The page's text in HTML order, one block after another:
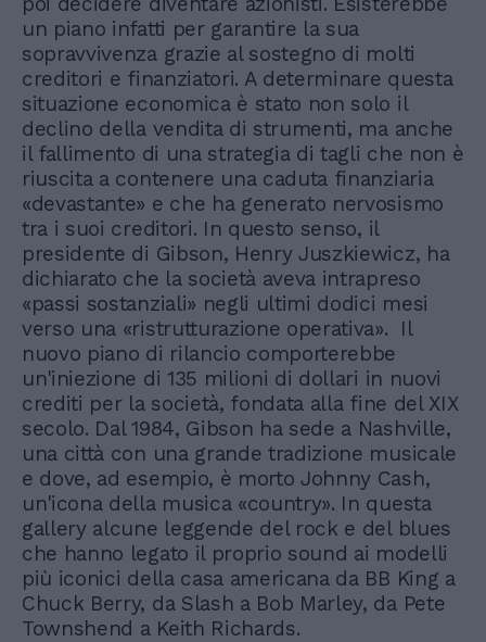
un piano infatti per garantire la sua
sopravvivenza grazie al sostegno di molti
creditori e finanziatori. A determinare questa
situazione economica è stato non solo il
declino della vendita di strumenti, ma anche
il fallimento di una strategia di tagli che non è
riuscita a contenere una caduta finanziaria
«devastante» e che ha generato nervosismo
tra i suoi creditori. In questo senso, il
presidente di Gibson, Henry Juszkiewicz, ha
dichiarato che la società aveva intrapreso
«passi sostanziali» negli ultimi dodici mesi
verso una «ristrutturazione operativa». Il
nuovo piano di rilancio comporterebbe
un'iniezione di 135 milioni di dollari in nuovi
crediti per la società, fondata alla fine del XIX
secolo. Dal 1984, Gibson ha sede a Nashville,
una città con una grande tradizione musicale
e dove, ad esempio, è morto Johnny Cash,
un'icona della musica «country». In questa
gallery alcune leggende del rock e del blues
che hanno legato il proprio sound ai modelli
più iconici della casa americana da BB King a
Chuck Berry, da Slash a Bob Marley, da Pete
Townshend a Keith Richards.